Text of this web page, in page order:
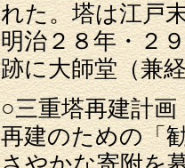
れた。塔は江戸
明治２８年・２
跡に大師堂（兼
○三重塔再建計画
再建のための「